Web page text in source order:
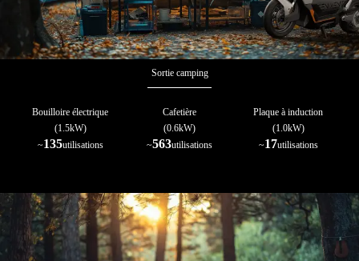
Sortie camping
Bouilloire électrique
(1.5kW)
~135utilisations
Cafetière
(0.6kW)
~563utilisations
Plaque à induction
(1.0kW)
~17utilisations